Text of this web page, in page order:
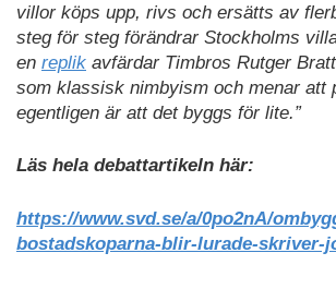
villor köps upp, rivs och ersätts av
steg för steg förändrar Stockholms
en replik avfärdar Timbros Rutger
som klassisk nimbyism och menar att
egentligen är att det byggs för lite.”
Läs hela debattartikeln här:
https://www.svd.se/a/0po2nA/
bostadskoparna-blir-lurade-skriver-